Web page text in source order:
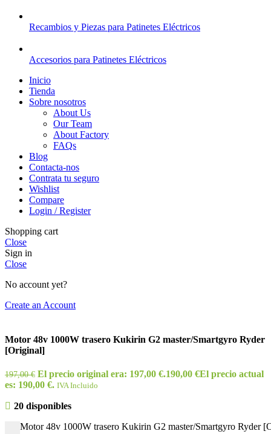
Recambios y Piezas para Patinetes Eléctricos
Accesorios para Patinetes Eléctricos
Inicio
Tienda
Sobre nosotros
About Us
Our Team
About Factory
FAQs
Blog
Contacta-nos
Contrata tu seguro
Wishlist
Compare
Login / Register
Shopping cart
Close
Sign in
Close
No account yet?
Create an Account
Motor 48v 1000W trasero Kukirin G2 master/Smartgyro Ryder
[Original]
197,00€ El precio original era: 197,00 €.190,00 €El precio actual
es: 190,00 €. IVA Incluido
20 disponibles
Motor 48v 1000W trasero Kukirin G2 master/Smartgyro Ryder